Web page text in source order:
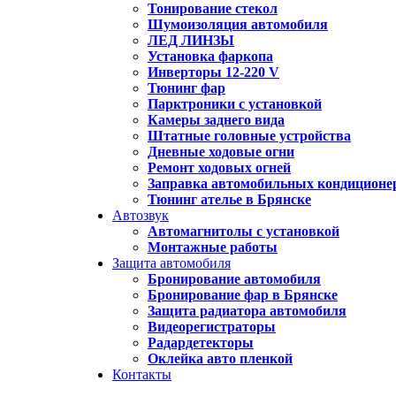
Тонирование стекол
Шумоизоляция автомобиля
ЛЕД ЛИНЗЫ
Установка фаркопа
Инверторы 12-220 V
Тюнинг фар
Парктроники с установкой
Камеры заднего вида
Штатные головные устройства
Дневные ходовые огни
Ремонт ходовых огней
Заправка автомобильных
Тюнинг ателье в Брянске
Автозвук
Автомагнитолы с установкой
Монтажные работы
Защита автомобиля
Бронирование автомобиля
Бронирование фар в Брянске
Защита радиатора автомобиля
Видеорегистраторы
Радардетекторы
Оклейка авто пленкой
Контакты